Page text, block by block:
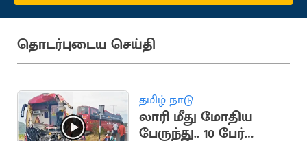
தொடர்புடைய செய்தி
தமிழ் நாடு
லாரி மீது மோதிய
பேருந்து.. 10 பேர்